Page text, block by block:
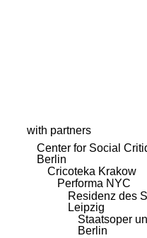
with partners
Center for Social
Berlin
Cricoteka Krakow
Performa NYC
Residenz des
Leipzig
Staatsoper
Berlin